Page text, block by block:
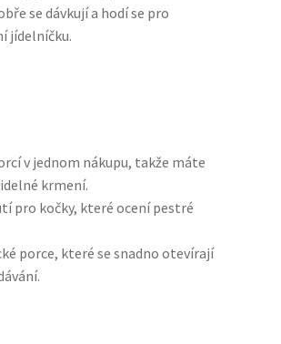
se dávkují a hodí se pro
jídelníčku.
v jednom nákupu, takže máte
krmení.
pro kočky, které ocení pestré
porce, které se snadno otevírají